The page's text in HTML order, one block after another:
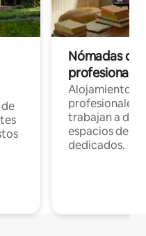
Nómadas
Alojamientos
profesionales
trabajan a
espacios de
dedicados.